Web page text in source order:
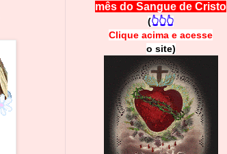
mês do Sangue de Cristo
(👆👆👆
Clique acima e acesse
o site)